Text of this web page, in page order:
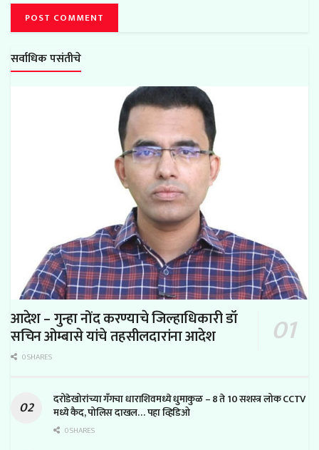
सर्वाधिक पसंतीचे
आदेश – गुन्हा नोंद करण्याचे जिल्हाधिकारी डॉ
सचिन ओम्बासे यांचे तहसीलदारांना आदेश
0 SHARES
दरोडेखोरांच्या गँगचा धाराशिवमध्ये धुमाकुळ – 8 ते 10 सशस्त्र लोक CCTV
मध्ये कैद, पोलिस दाखल… पहा व्हिडिओ
0 SHARES